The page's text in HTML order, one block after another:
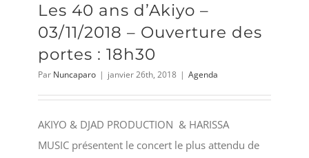
Les 40 ans d’Akiyo –
03/11/2018 – Ouverture des
portes : 18h30
Par Nuncaparo | janvier 26th, 2018 | Agenda
AKIYO & DJAD PRODUCTION & HARISSA
MUSIC présentent le concert le plus attendu de